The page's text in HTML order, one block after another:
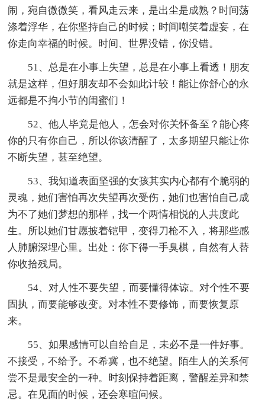
闹，宛自微微笑，看风走云来，是出尘是成熟？时间荡
涤着浮华，在你坚持自己的时候；时间嘲笑着虚妄，在
你走向幸福的时候。时间、世界没错，你没错。
51、总是在小事上失望，总是在小事上看透！朋友
就是这样，但好朋友却不会如此计较！能让你舒心的永
远都是不拘小节的闺蜜们！
52、他人毕竟是他人，怎会对你关怀备至？能心疼
你的只有你自己，所以你该清醒了，太多期望只能让你
不断失望，甚至绝望。
53、我知道表面坚强的女孩其实内心都有个脆弱的
灵魂，她们害怕再次失望再次受伤，她们也害怕自己成
为不了她们梦想的那样，找一个两情相悦的人共度此
生。所以她们甘愿披着铠甲，变得刀枪不入，将那些感
人肺腑深埋心里。出处：你下得一手臭棋，自然有人替
你收拾残局。
54、对人性不要失望，而要懂得体谅。对个性不要
固执，而要能够改变。对本性不要修饰，而要恢复原
来。
55、如果感情可以自给自足，未必不是一件好事。
不接受，不给予。不希冀，也不绝望。陌生人的关系何
尝不是最安全的一种。时刻保持着距离，警醒差异和禁
忌。在见面的时候，还会寒暄问候。